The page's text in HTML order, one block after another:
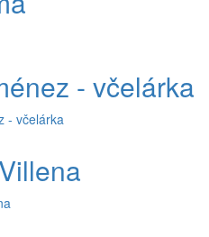
- včelárka
- včelárka